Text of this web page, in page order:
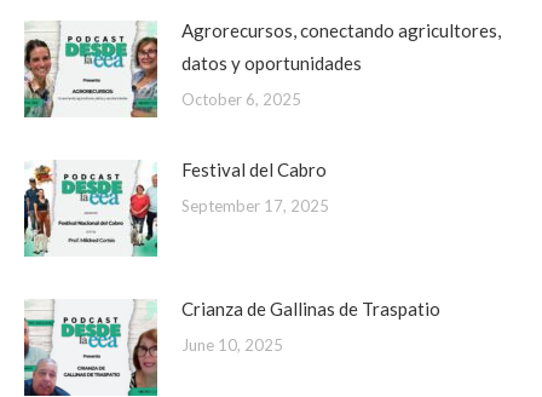
Agrorecursos, conectando agricultores,
datos y oportunidades
October 6, 2025
Festival del Cabro
September 17, 2025
Crianza de Gallinas de Traspatio
June 10, 2025